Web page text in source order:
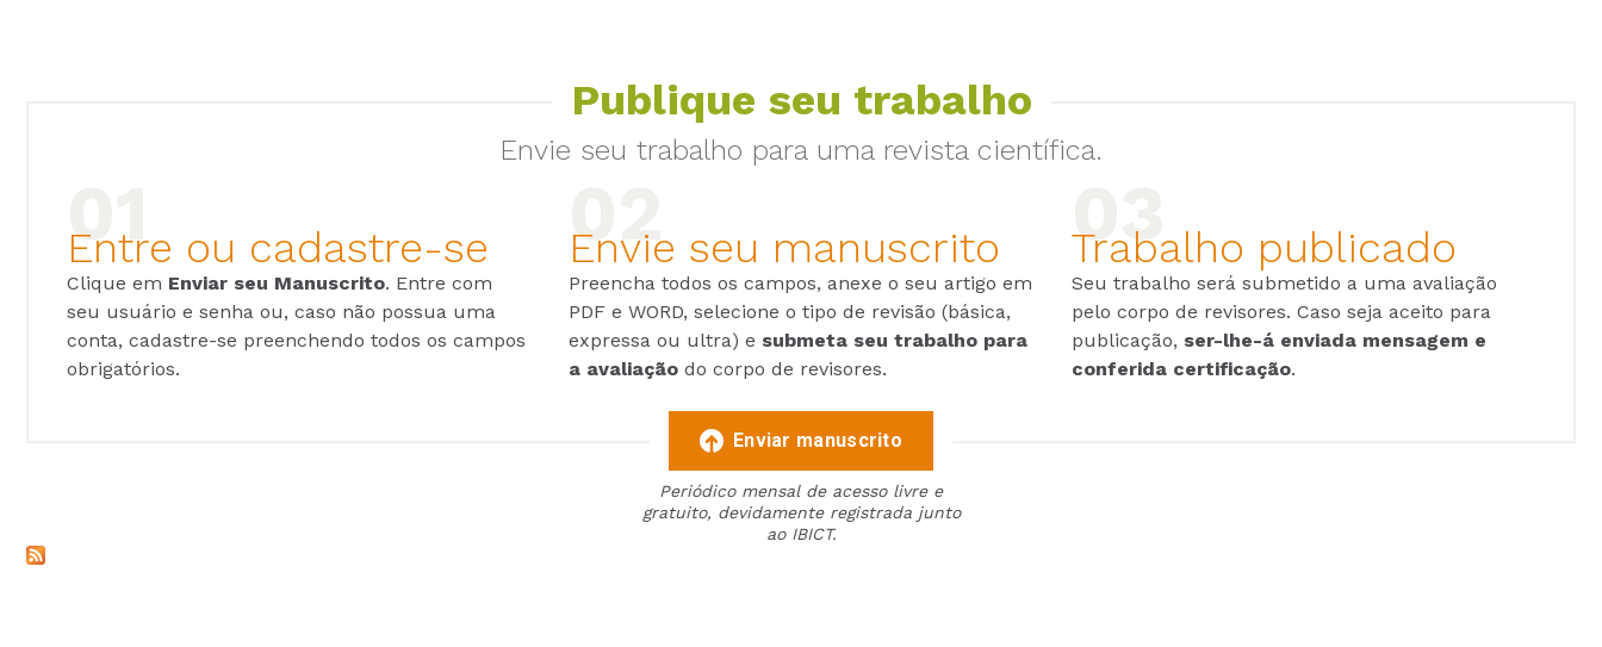
Publique seu trabalho
Envie seu trabalho para uma revista científica.
Entre ou cadastre-se
Clique em Enviar seu Manuscrito. Entre com
seu usuário e senha ou, caso não possua uma
conta, cadastre-se preenchendo todos os campos
obrigatórios.
Envie seu manuscrito
Preencha todos os campos, anexe o seu artigo em
PDF e WORD, selecione o tipo de revisão (básica,
expressa ou ultra) e submeta seu trabalho para
a avaliação do corpo de revisores.
Trabalho publicado
Seu trabalho será submetido a uma avaliação
pelo corpo de revisores. Caso seja aceito para
publicação, ser-lhe-á enviada mensagem e
conferida certificação.
Enviar manuscrito
Periódico mensal de acesso livre e
gratuito, devidamente registrada junto
ao IBICT.